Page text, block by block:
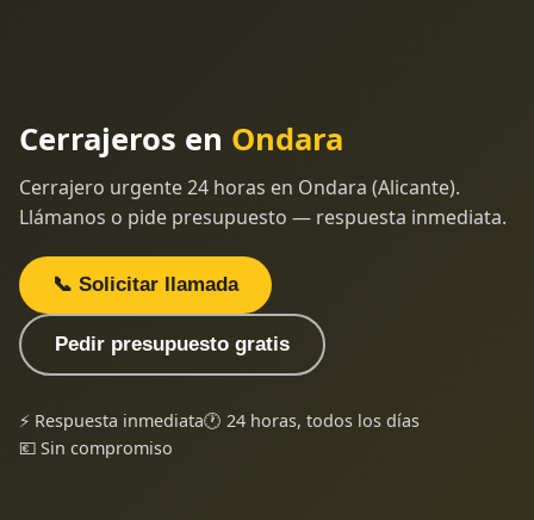
Cerrajeros en Ondara
Cerrajero urgente 24 horas en Ondara (Alicante).
Llámanos o pide presupuesto — respuesta inmediata.
📞 Solicitar llamada
Pedir presupuesto gratis
⚡ Respuesta inmediata🕐 24 horas, todos los días
💶 Sin compromiso